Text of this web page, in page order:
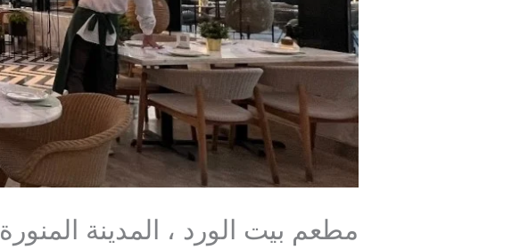
مطعم بيت الورد ، المدينة المنورة